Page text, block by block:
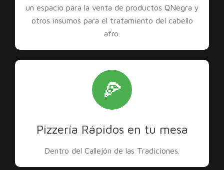
un espacio para la venta de productos QNegra y
otros insumos para el tratamiento del cabello
afro.
🍕
Pizzería Rápidos en tu mesa
Dentro del Callejón de las Tradiciones.